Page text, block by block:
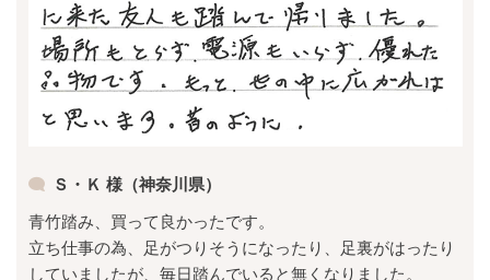
Ｓ・Ｋ 様（神奈川県）
青竹踏み、買って良かったです。
立ち仕事の為、足がつりそうになったり、足裏がはったり
していましたが、毎日踏んでいると無くなりました。